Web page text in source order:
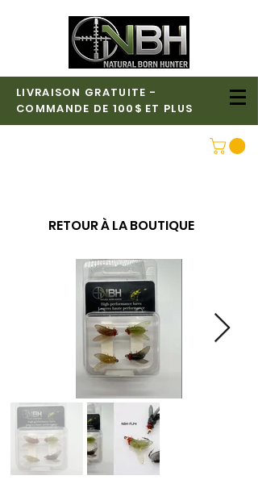
LIVRAISON GRATUITE -
COMMANDE DE 100$ ET PLUS
RETOUR À LA BOUTIQUE